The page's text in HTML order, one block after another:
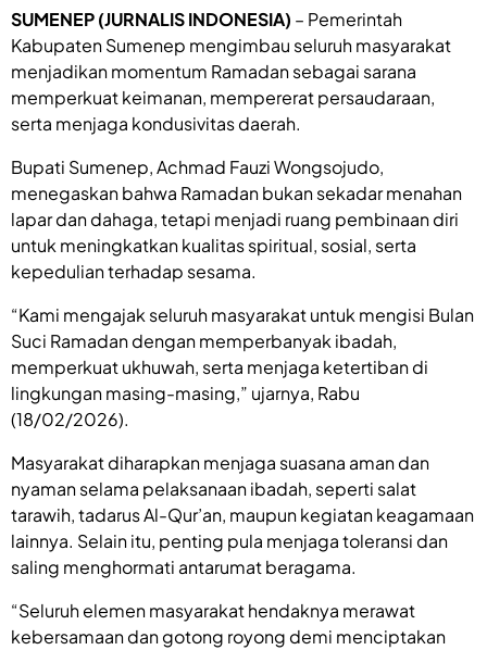
SUMENEP (JURNALIS INDONESIA) – Pemerintah
Kabupaten Sumenep mengimbau seluruh masyarakat
menjadikan momentum Ramadan sebagai sarana
memperkuat keimanan, mempererat persaudaraan,
serta menjaga kondusivitas daerah.
Bupati Sumenep, Achmad Fauzi Wongsojudo,
menegaskan bahwa Ramadan bukan sekadar menahan
lapar dan dahaga, tetapi menjadi ruang pembinaan diri
untuk meningkatkan kualitas spiritual, sosial, serta
kepedulian terhadap sesama.
“Kami mengajak seluruh masyarakat untuk mengisi Bulan
Suci Ramadan dengan memperbanyak ibadah,
memperkuat ukhuwah, serta menjaga ketertiban di
lingkungan masing-masing,” ujarnya, Rabu
(18/02/2026).
Masyarakat diharapkan menjaga suasana aman dan
nyaman selama pelaksanaan ibadah, seperti salat
tarawih, tadarus Al-Qur’an, maupun kegiatan keagamaan
lainnya. Selain itu, penting pula menjaga toleransi dan
saling menghormati antarumat beragama.
“Seluruh elemen masyarakat hendaknya merawat
kebersamaan dan gotong royong demi menciptakan